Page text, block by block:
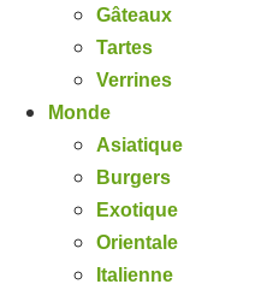
Gâteaux
Tartes
Verrines
Monde
Asiatique
Burgers
Exotique
Orientale
Italienne